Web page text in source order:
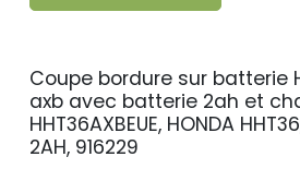
PROMO
Coupe bordure sur batterie
axb avec batterie 2ah et
HHT36AXBEUE, HONDA
2AH, 916229